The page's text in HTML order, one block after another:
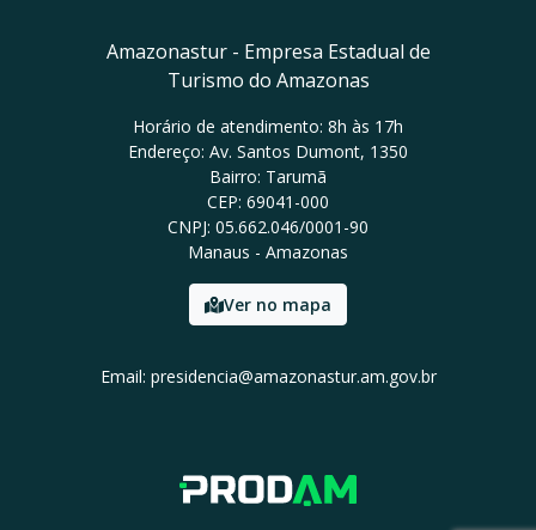
Amazonastur - Empresa Estadual de
Turismo do Amazonas
Horário de atendimento: 8h às 17h
Endereço: Av. Santos Dumont, 1350
Bairro: Tarumã
CEP: 69041-000
CNPJ: 05.662.046/0001-90
Manaus - Amazonas
Ver no mapa
Email: presidencia@amazonastur.am.gov.br